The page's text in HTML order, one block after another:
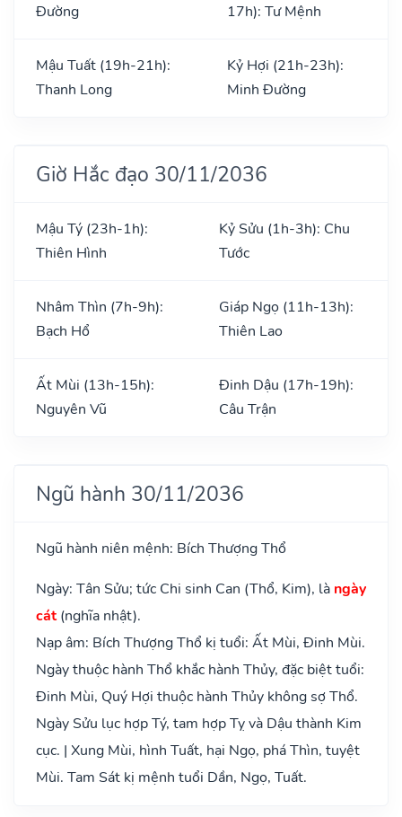
Đường
17h): Tư Mệnh
Mậu Tuất (19h-21h):
Thanh Long
Kỷ Hợi (21h-23h):
Minh Đường
Giờ Hắc đạo 30/11/2036
Mậu Tý (23h-1h):
Thiên Hình
Kỷ Sửu (1h-3h): Chu
Tước
Nhâm Thìn (7h-9h):
Bạch Hổ
Giáp Ngọ (11h-13h):
Thiên Lao
Ất Mùi (13h-15h):
Nguyên Vũ
Đinh Dậu (17h-19h):
Câu Trận
Ngũ hành 30/11/2036
Ngũ hành niên mệnh: Bích Thượng Thổ
Ngày: Tân Sửu; tức Chi sinh Can (Thổ, Kim), là ngày
cát(nghĩa nhật).
Nạp âm: Bích Thượng Thổ kị tuổi: Ất Mùi, Đinh Mùi.
Ngày thuộc hành Thổ khắc hành Thủy, đặc biệt tuổi:
Đinh Mùi, Quý Hợi thuộc hành Thủy không sợ Thổ.
Ngày Sửu lục hợp Tý, tam hợp Tỵ và Dậu thành Kim
cục. | Xung Mùi, hình Tuất, hại Ngọ, phá Thìn, tuyệt
Mùi. Tam Sát kị mệnh tuổi Dần, Ngọ, Tuất.